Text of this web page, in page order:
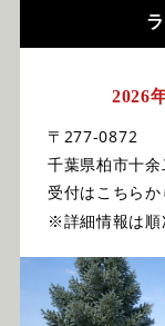
2026
〒277-0872
千葉県柏市十
受付はこちらか
※詳細情報は順